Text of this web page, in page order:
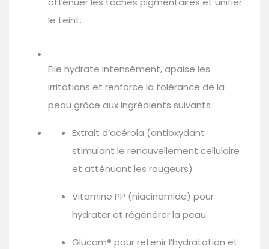
le teint.
Elle hydrate intensément, apaise les
irritations et renforce la tolérance de la
peau grâce aux ingrédients suivants :
Extrait d’acérola (antioxydant
stimulant le renouvellement cellulaire
et atténuant les rougeurs)
Vitamine PP (niacinamide) pour
hydrater et régénérer la peau
Glucam® pour retenir l’hydratation et